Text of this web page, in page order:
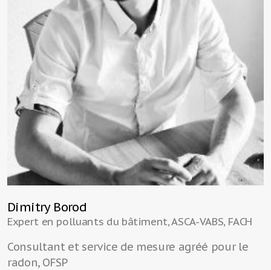
Dimitry Borod
Expert en polluants du bâtiment, ASCA-VABS, FACH
Consultant et service de mesure agréé pour le
radon, OFSP